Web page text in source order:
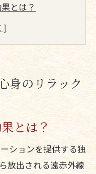
とは？
スポット
する方法
しみ方
す健康効果
身のリラック
とは？
ションを提供する独
放出される遠赤外線